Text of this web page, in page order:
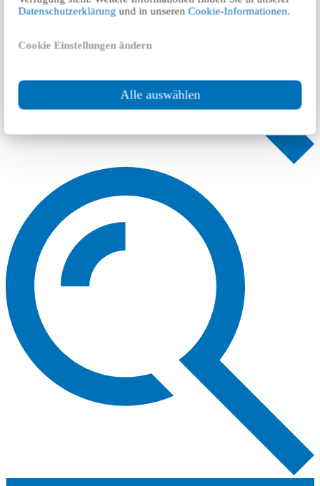
Datenschutzerklärung und in unserenCookie-Informationen.
Cookie Einstellungen ändern
Alle auswählen